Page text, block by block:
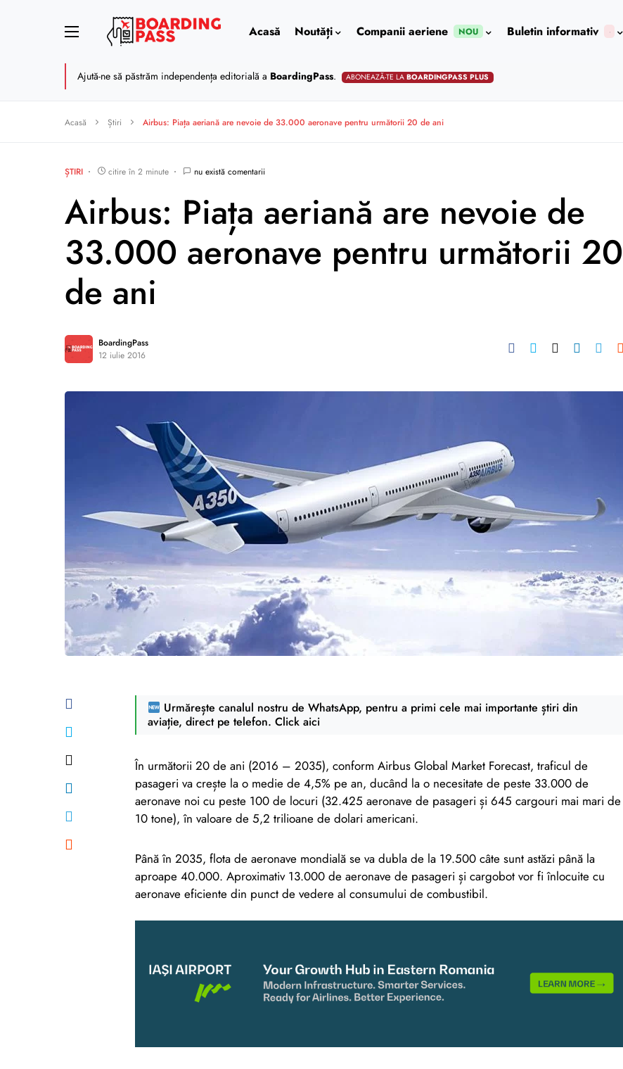
Acasă Noutăți Companii aeriene NOU Buletin informativ
Ajută-ne să păstrăm independența editorială a BoardingPass. ABONEAZĂ-TE LABOARDINGPASS PLUS
Acasă Știri Airbus: Piața aeriană are nevoie de 33.000 aeronave pentru următorii 20 de ani
ȘTIRI citire în 2 minute nu există comentarii
Airbus: Piața aeriană are nevoie de
33.000 aeronave pentru următorii 20
de ani
BoardingPass
12 iulie 2016
Urmărește canalul nostru de WhatsApp, pentru a primi cele mai importante știri din
aviație, direct pe telefon. Click aici
În următorii 20 de ani (2016 – 2035), conform Airbus Global Market Forecast, traficul de
pasageri va crește la o medie de 4,5% pe an, ducând la o necesitate de peste 33.000 de
aeronave noi cu peste 100 de locuri (32.425 aeronave de pasageri și 645 cargouri mai mari de
10 tone), în valoare de 5,2 trilioane de dolari americani.
Până în 2035, flota de aeronave mondială se va dubla de la 19.500 câte sunt astăzi până la
aproape 40.000. Aproximativ 13.000 de aeronave de pasageri și cargobot vor fi înlocuite cu
aeronave eficiente din punct de vedere al consumului de combustibil.